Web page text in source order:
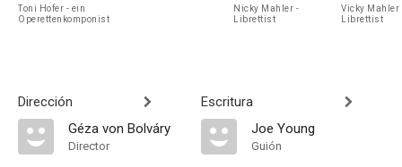
Toni Hofer - ein
Operettenkomponist
Nicky Mahler -
Librettist
Vicky Mahler
Librettist
Dirección
Géza von Bolváry
Director
Escritura
Joe Young
Guión